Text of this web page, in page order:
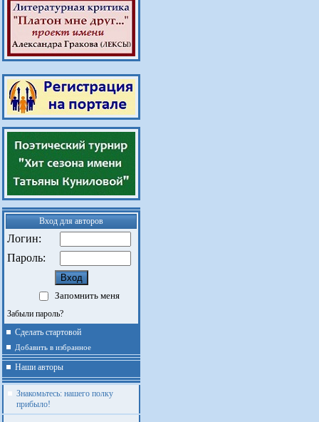
Вход для авторов
Логин:
Пароль:
Запомнить меня
Забыли пароль?
Сделать стартовой
Добавить в избранное
Наши авторы
Знакомьтесь: нашего полку
прибыло!